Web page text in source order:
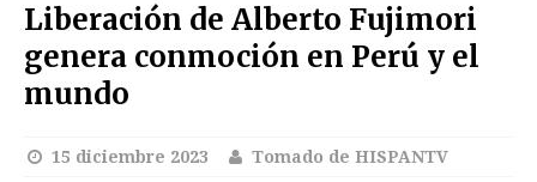
Liberación de Alberto Fujimori
genera conmoción en Perú y el
mundo
15 diciembre 2023 Tomado de HISPANTV